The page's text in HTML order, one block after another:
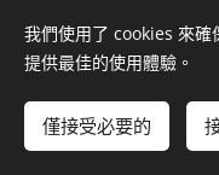
Powered
我們使用了 cookies 來確
提供最佳的使用體驗。
僅接受必要的